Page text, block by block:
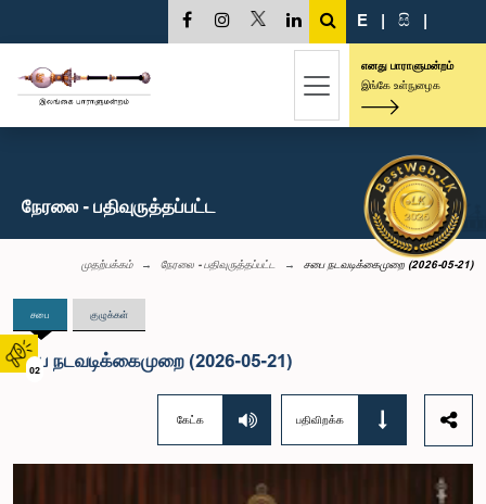
02
E | සි |
எனது பாராளுமன்றம்
இங்கே உள்நுழைக
நேரலை - பதிவுருத்தப்பட்ட
முதற்பக்கம் நேரலை - பதிவுருத்தப்பட்ட சபை நடவடிக்கைமுறை (2026-05-21)
சபை குழுக்கள்
சபை நடவடிக்கைமுறை (2026-05-21)
கேட்க பதிவிறக்க